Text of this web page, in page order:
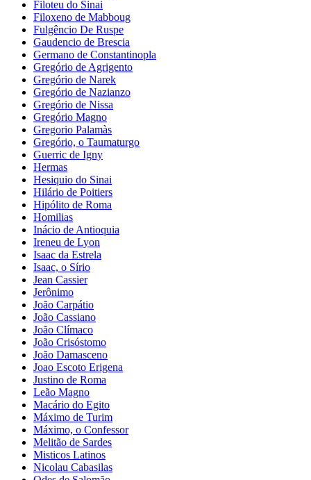
Filoteu do Sinai
Filoxeno de Mabboug
Fulgêncio De Ruspe
Gaudencio de Brescia
Germano de Constantinopla
Gregório de Agrigento
Gregório de Narek
Gregório de Nazianzo
Gregório de Nissa
Gregório Magno
Gregorio Palamàs
Gregório, o Taumaturgo
Guerric de Igny
Hermas
Hesiquio do Sinai
Hilário de Poitiers
Hipólito de Roma
Homilias
Inácio de Antioquia
Ireneu de Lyon
Isaac da Estrela
Isaac, o Sírio
Jean Cassier
Jerônimo
João Carpátio
João Cassiano
João Clímaco
João Crisóstomo
João Damasceno
Joao Escoto Erigena
Justino de Roma
Leão Magno
Macário do Egito
Máximo de Turim
Máximo, o Confessor
Melitão de Sardes
Misticos Latinos
Nicolau Cabasilas